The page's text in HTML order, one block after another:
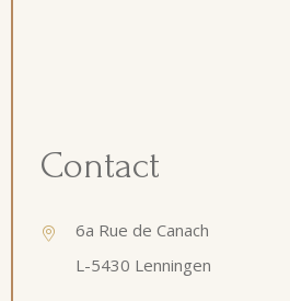
Contact
6a Rue de Canach
L-5430 Lenningen